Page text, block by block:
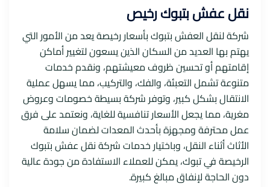
نقل عفش بتبوك رخيص
شركة لنقل العفش بتبوك بأسعار رخيصة يعد من الأمور التي
يهتم بها العديد من السكان الذين يسعون لتغيير أماكن
إقامتهم أو تحسين ظروف معيشتهم، ونقدم خدمات
متنوعة تشمل التعبئة، والفك، والتركيب، مما يسهل عملية
الانتقال بشكل كبير، وتوفر شركة بسيطة خصومات وعروض
مغرية، مما يجعل الأسعار تنافسية للغاية، ونعتمد على فرق
عمل محترفة ومجهزة بأحدث المعدات لضمان سلامة
الأثاث أثناء النقل، وباختيار خدمات شركة نقل عفش بتبوك
الرخيصة في تبوك، يمكن للعملاء الاستفادة من جودة عالية
دون الحاجة لإنفاق مبالغ كبيرة.